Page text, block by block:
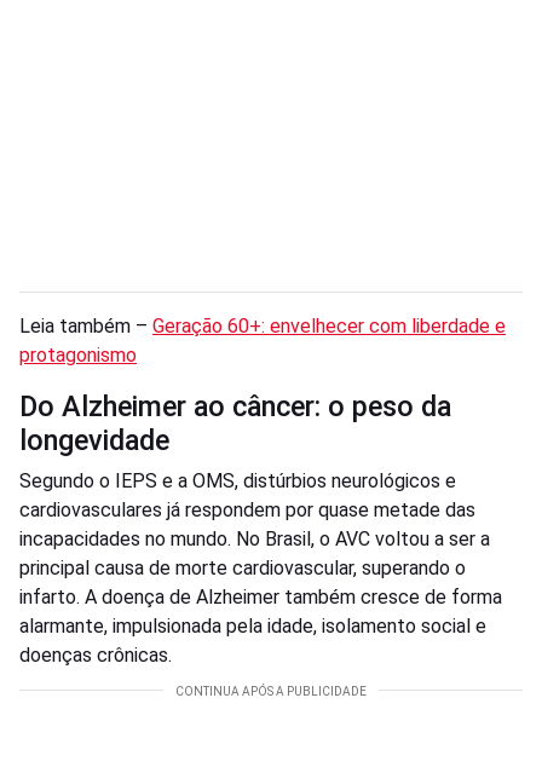
Leia também – Geração 60+: envelhecer com liberdade e
protagonismo
Do Alzheimer ao câncer: o peso da
longevidade
Segundo o IEPS e a OMS, distúrbios neurológicos e
cardiovasculares já respondem por quase metade das
incapacidades no mundo. No Brasil, o AVC voltou a ser a
principal causa de morte cardiovascular, superando o
infarto. A doença de Alzheimer também cresce de forma
alarmante, impulsionada pela idade, isolamento social e
doenças crônicas.